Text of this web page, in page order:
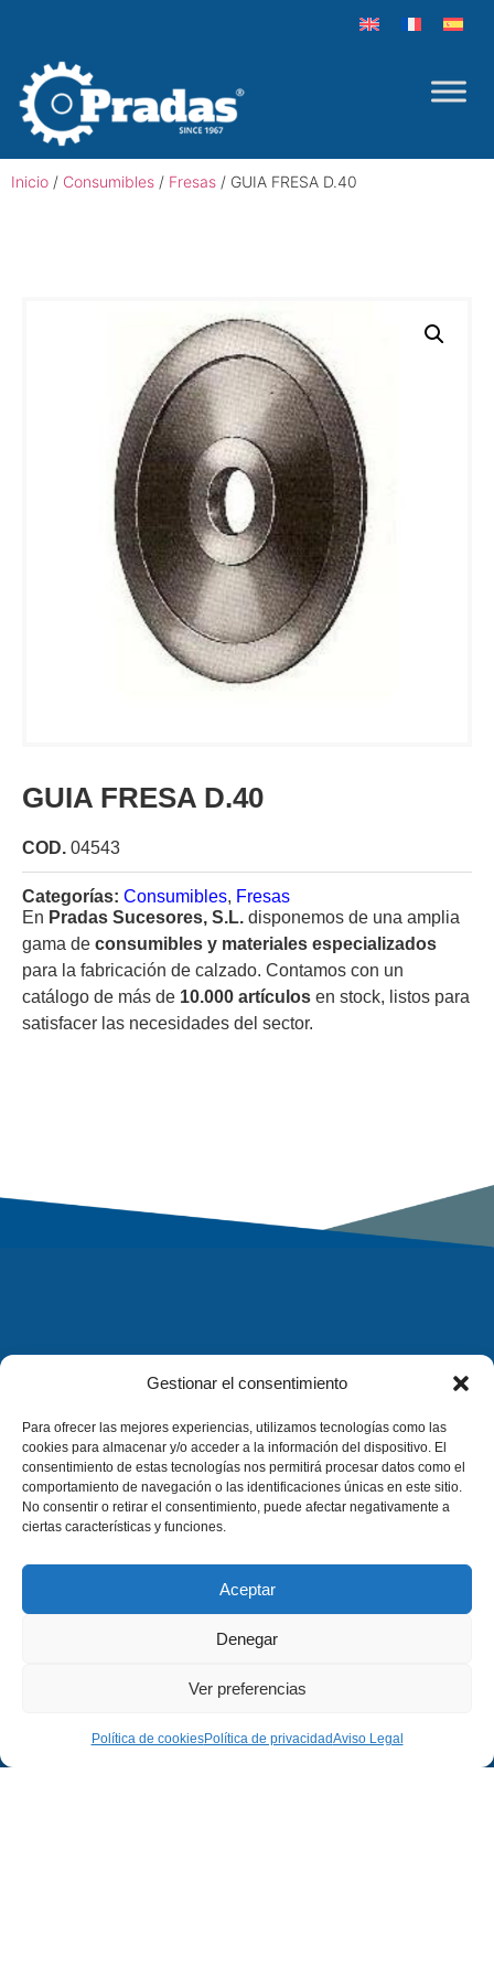
Gestionar el consentimiento
Para ofrecer las mejores experiencias, utilizamos tecnologías como las
cookies para almacenar y/o acceder a la información del dispositivo. El
consentimiento de estas tecnologías nos permitirá procesar datos como el
comportamiento de navegación o las identificaciones únicas en este sitio.
No consentir o retirar el consentimiento, puede afectar negativamente a
ciertas características y funciones.
Aceptar
Denegar
Ver preferencias
Política de cookiesPolítica de privacidadAviso Legal
Inicio / Consumibles / Fresas / GUIA FRESA D.40
GUIA FRESA D.40
COD. 04543
Categorías: Consumibles, Fresas
En Pradas Sucesores, S.L. disponemos de una amplia
gama de consumibles y materiales especializados
para la fabricación de calzado. Contamos con un
catálogo de más de 10.000 artículos en stock, listos para
satisfacer las necesidades del sector.
Empresa Legal